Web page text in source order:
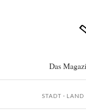
Das
STADT · LAND